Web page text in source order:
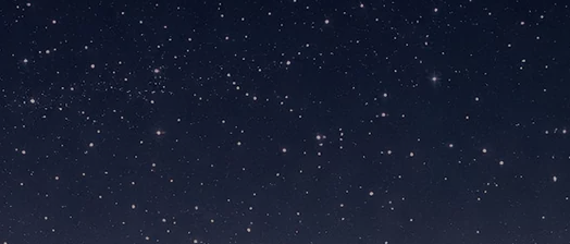
あなたの所属部屋を探そう！ 最恐の相性占い